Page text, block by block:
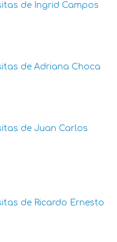
de Ingrid Campos
de Adriana Choca
de Juan Carlos
de Ricardo Ernesto